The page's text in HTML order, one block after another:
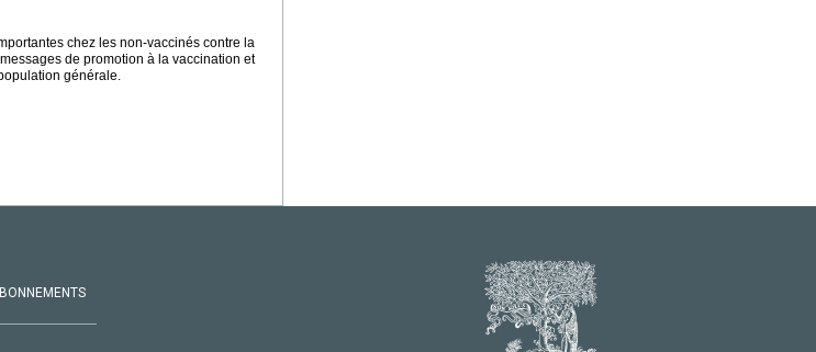
chez les non-vaccinés contre la
de promotion à la vaccination et
générale.